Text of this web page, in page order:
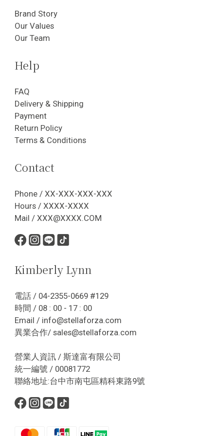
Brand Story
Our Values
Our Team
Help
FAQ
Delivery & Shipping
Payment
Return Policy
Terms & Conditions
Contact
Phone / XX-XXX-XXX-XXX
Hours / XXXX-XXXX
Mail / XXX@XXXX.COM
Kimberly Lynn
電話 / 04-2355-0669 #129
時間 / 08 : 00 - 17 : 00
Email / info@stellaforza.com
異業合作/ sales@stellaforza.com
營業人資訊 / 斯達富有限公司
統一編號 / 00081772
聯絡地址:台中市南屯區精科東路9號